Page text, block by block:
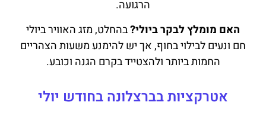
הרגועה.
האם מומלץ לבקר ביולי?בהחלט, מזג האוויר ביולי
חם ונעים לבילוי בחוף, אך יש להימנע משעות הצהריים
החמות ביותר ולהצטייד בקרם הגנה וכובע.
אטרקציות בברצלונה בחודש יולי